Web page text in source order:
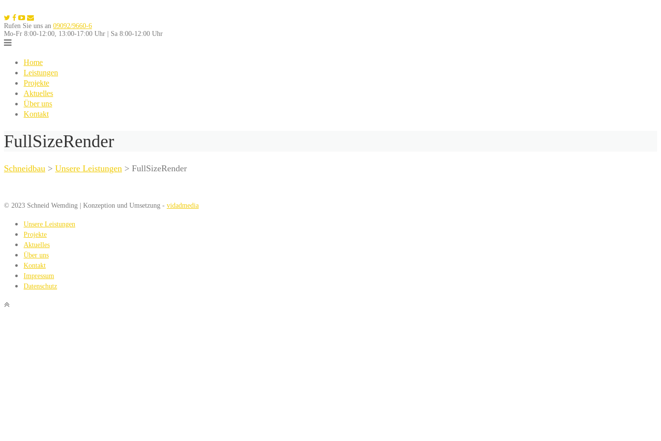
to
content
Rufen Sie uns an 09092/9660-6
Mo-Fr 8:00-12:00, 13:00-17:00 Uhr | Sa 8:00-12:00 Uhr
Home
Leistungen
Projekte
Aktuelles
Über uns
Kontakt
FullSizeRender
Schneidbau > Unsere Leistungen > FullSizeRender
© 2023 Schneid Wemding | Konzeption und Umsetzung - vidadmedia
Unsere Leistungen
Projekte
Aktuelles
Über uns
Kontakt
Impressum
Datenschutz